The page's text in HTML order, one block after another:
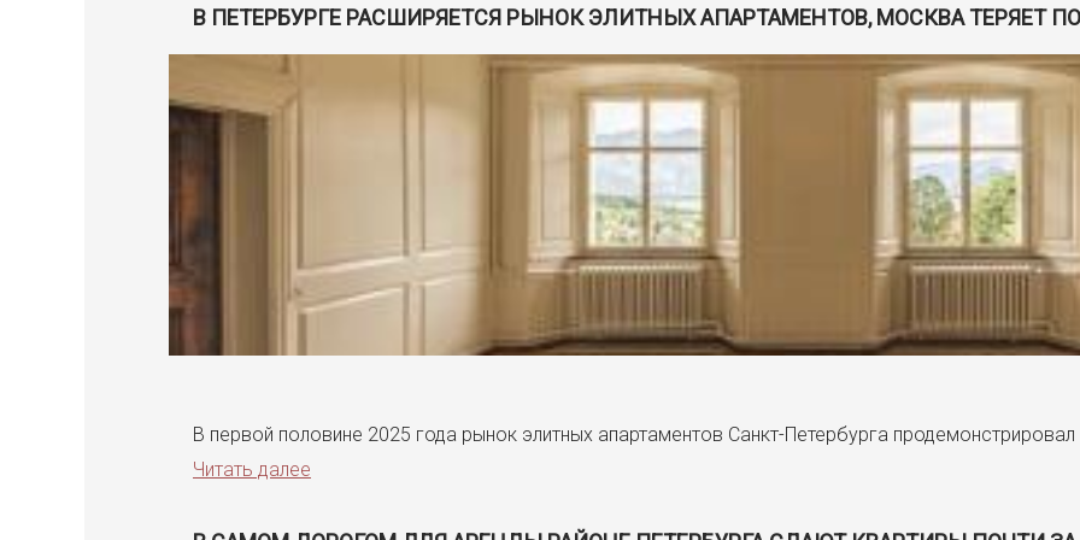
В ПЕТЕРБУРГЕ РАСШИРЯЕТСЯ РЫНОК ЭЛИТНЫХ АПАРТАМЕНТОВ, МОСКВА ТЕРЯЕТ
В первой половине 2025 года рынок элитных апартаментов Санкт-Петербурга
Читать далее